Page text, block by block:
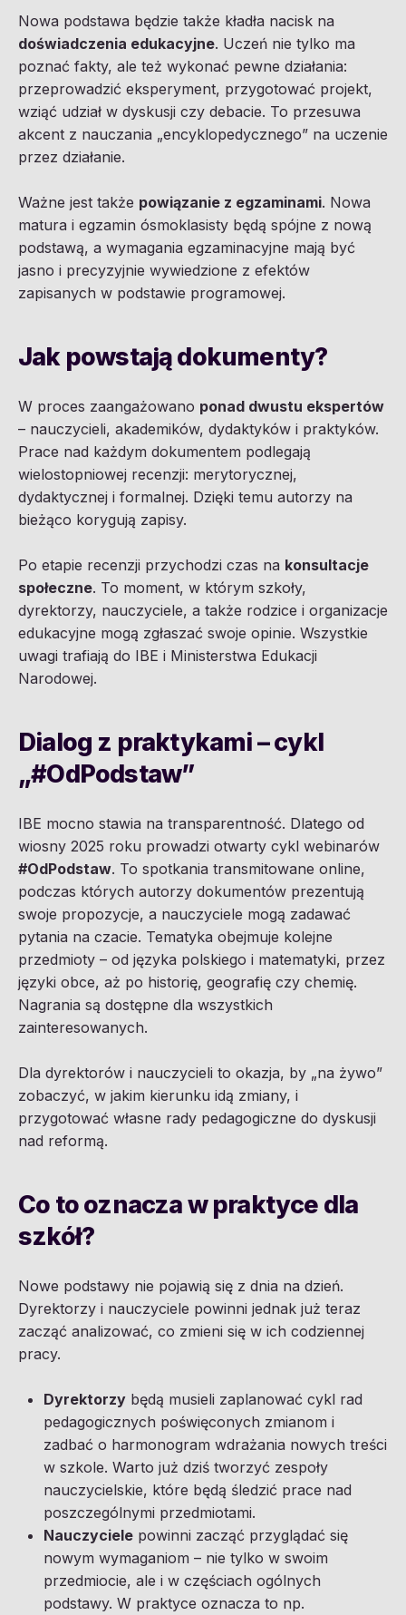
Nowa podstawa będzie także kładła nacisk na
doświadczenia edukacyjne. Uczeń nie tylko ma
poznać fakty, ale też wykonać pewne działania:
przeprowadzić eksperyment, przygotować projekt,
wziąć udział w dyskusji czy debacie. To przesuwa
akcent z nauczania „encyklopedycznego” na uczenie
przez działanie.
Ważne jest także powiązanie z egzaminami. Nowa
matura i egzamin ósmoklasisty będą spójne z nową
podstawą, a wymagania egzaminacyjne mają być
jasno i precyzyjnie wywiedzione z efektów
zapisanych w podstawie programowej.
Jak powstają dokumenty?
W proces zaangażowano ponad dwustu ekspertów
– nauczycieli, akademików, dydaktyków i praktyków.
Prace nad każdym dokumentem podlegają
wielostopniowej recenzji: merytorycznej,
dydaktycznej i formalnej. Dzięki temu autorzy na
bieżąco korygują zapisy.
Po etapie recenzji przychodzi czas na konsultacje
społeczne. To moment, w którym szkoły,
dyrektorzy, nauczyciele, a także rodzice i organizacje
edukacyjne mogą zgłaszać swoje opinie. Wszystkie
uwagi trafiają do IBE i Ministerstwa Edukacji
Narodowej.
Dialog z praktykami – cykl
„#OdPodstaw”
IBE mocno stawia na transparentność. Dlatego od
wiosny 2025 roku prowadzi otwarty cykl webinarów
#OdPodstaw. To spotkania transmitowane online,
podczas których autorzy dokumentów prezentują
swoje propozycje, a nauczyciele mogą zadawać
pytania na czacie. Tematyka obejmuje kolejne
przedmioty – od języka polskiego i matematyki, przez
języki obce, aż po historię, geografię czy chemię.
Nagrania są dostępne dla wszystkich
zainteresowanych.
Dla dyrektorów i nauczycieli to okazja, by „na żywo”
zobaczyć, w jakim kierunku idą zmiany, i
przygotować własne rady pedagogiczne do dyskusji
nad reformą.
Co to oznacza w praktyce dla
szkół?
Nowe podstawy nie pojawią się z dnia na dzień.
Dyrektorzy i nauczyciele powinni jednak już teraz
zacząć analizować, co zmieni się w ich codziennej
pracy.
Dyrektorzy będą musieli zaplanować cykl rad
pedagogicznych poświęconych zmianom i
zadbać o harmonogram wdrażania nowych treści
w szkole. Warto już dziś tworzyć zespoły
nauczycielskie, które będą śledzić prace nad
poszczególnymi przedmiotami.
Nauczyciele powinni zacząć przyglądać się
nowym wymaganiom – nie tylko w swoim
przedmiocie, ale i w częściach ogólnych
podstawy. W praktyce oznacza to np.